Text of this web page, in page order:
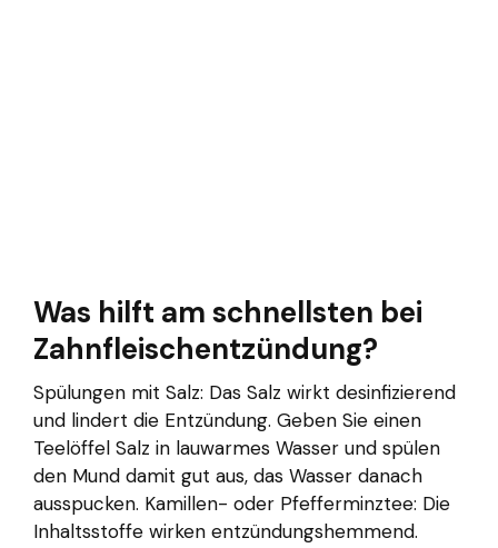
Was hilft am schnellsten bei
Zahnfleischentzündung?
Spülungen mit Salz: Das Salz wirkt desinfizierend
und lindert die Entzündung. Geben Sie einen
Teelöffel Salz in lauwarmes Wasser und spülen
den Mund damit gut aus, das Wasser danach
ausspucken. Kamillen- oder Pfefferminztee: Die
Inhaltsstoffe wirken entzündungshemmend.